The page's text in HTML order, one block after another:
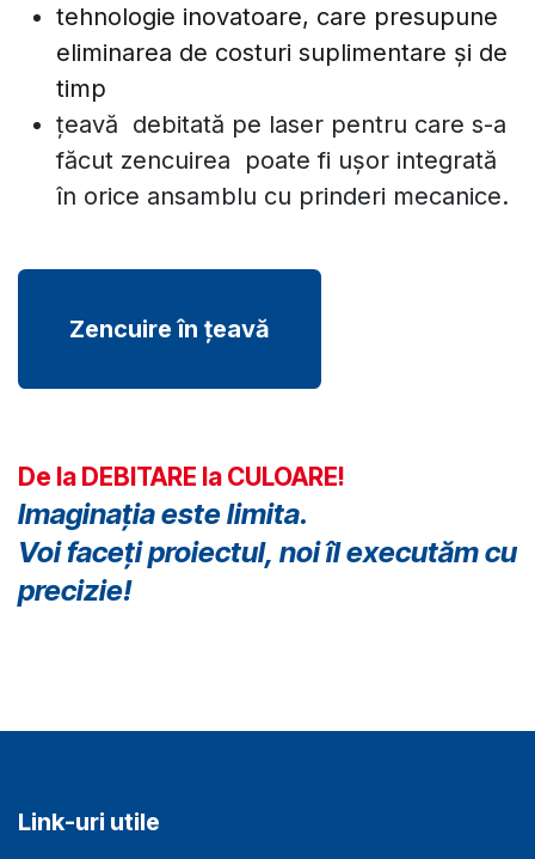
tehnologie inovatoare, care presupune
eliminarea de costuri suplimentare și de
timp
țeavă debitată pe laser pentru care s-a
făcut zencuirea poate fi ușor integrată
în orice ansamblu cu prinderi mecanice.
Zencuire în țeavă
De la DEBITARE la CULOARE!
Imaginația este limita.
Voi faceți proiectul, noi îl executăm cu
precizie!